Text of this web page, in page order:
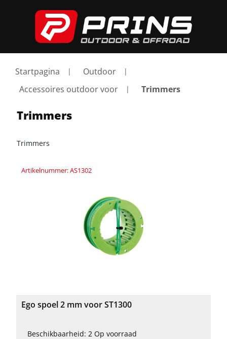
Startpagina
Outdoor
Accessoires outdoor voor
Trimmers
Trimmers
Trimmers
Artikelnummer: AS1302
Ego spoel 2 mm voor ST1300
Beschikbaarheid: 2 Op voorraad